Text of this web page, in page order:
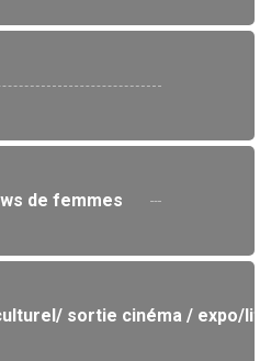
de femmes
sortie cinéma / expo/